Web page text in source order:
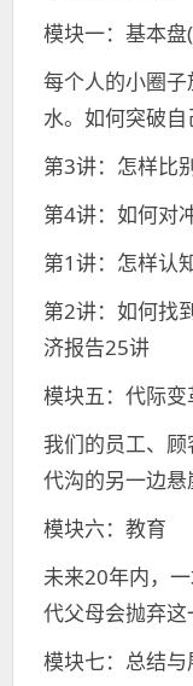
模块一：基本盘
每个人的小圈
水。如何突破自
第3讲：怎样比
第4讲：如何对
第1讲：怎样认
第2讲：如何找
济报告25讲
模块五：代际
我们的员工、
代沟的另一边悬
模块六：教育
未来20年内，
代父母会抛弃这
模块七：总结